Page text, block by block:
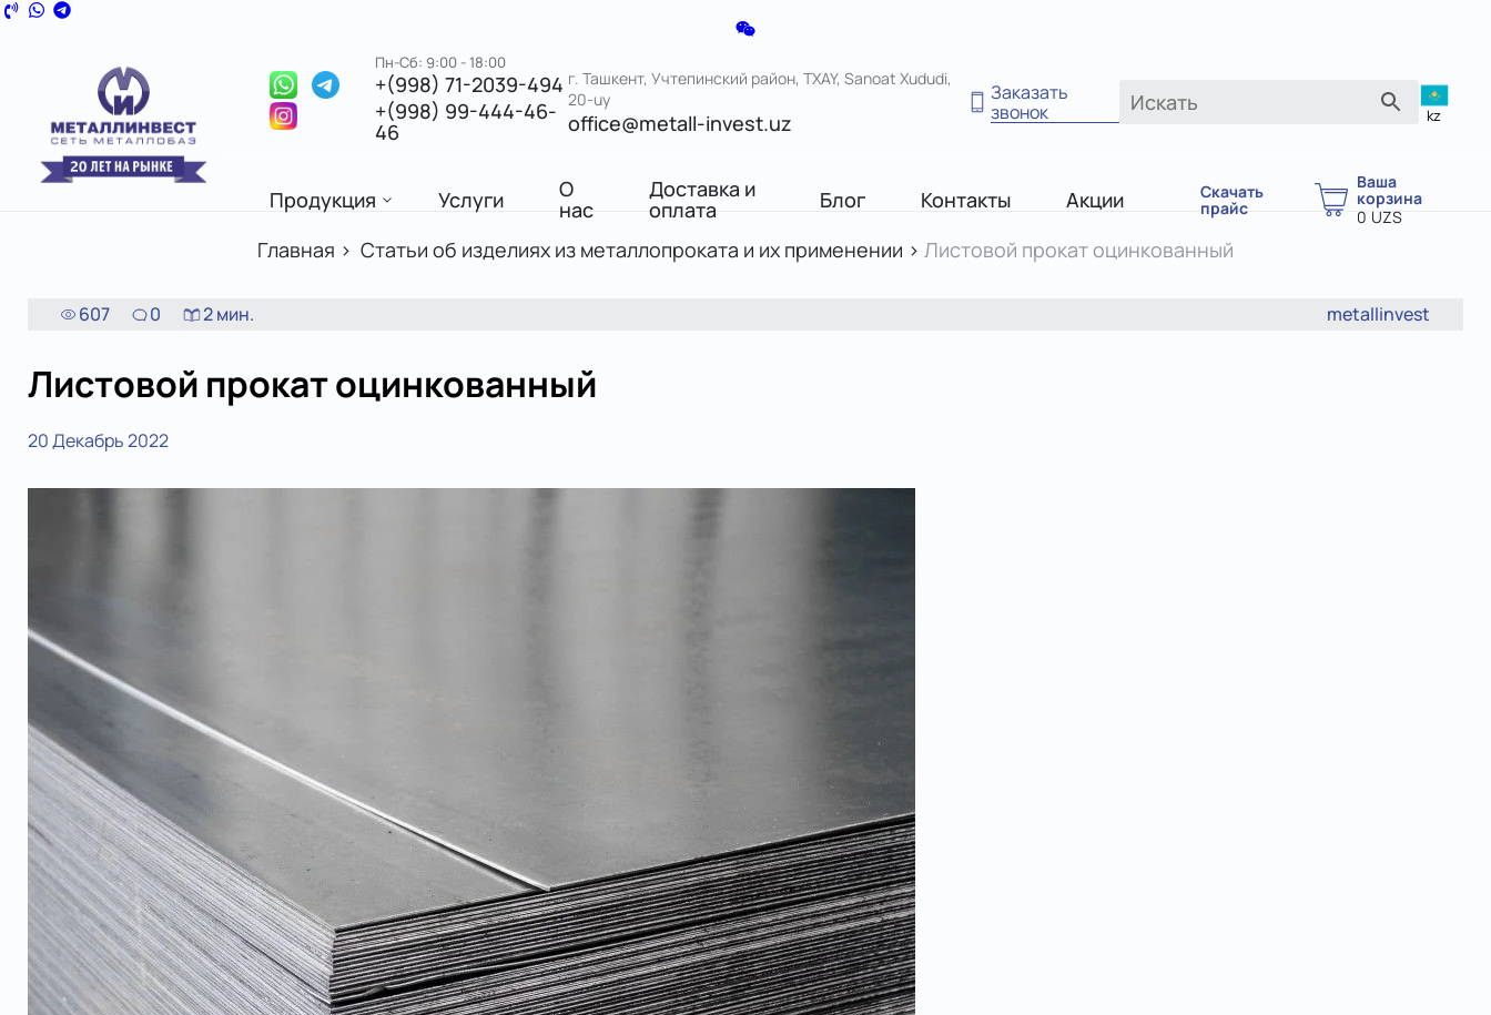
Пн-Сб: 9:00 - 18:00
+(998) 71-2039-494
+(998) 99-444-46-
46
г. Ташкент, Учтепинский район, TXAY, Sanoat Xududi,
20-uy
office@metall-invest.uz
Заказать
звонок
kz
Продукция Услуги О
нас
Доставка и
оплата Блог Контакты Акции Скачать
прайс
Ваша
корзина
0 UZS
Главная > Статьи об изделиях из металлопроката и их применении > Листовой прокат оцинкованный
607 0 2мин. metallinvest
Листовой прокат оцинкованный
20 Декабрь 2022